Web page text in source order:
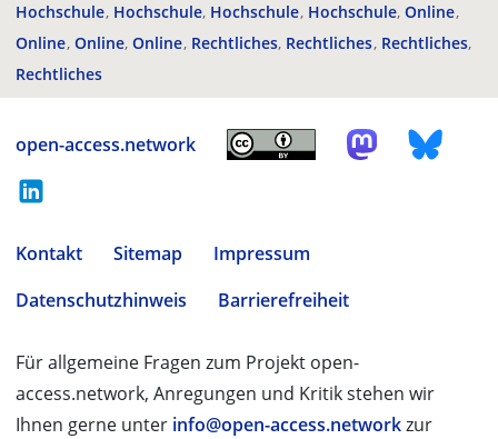
Hochschule Hochschule Hochschule Hochschule Online
Online Online Online Rechtliches Rechtliches Rechtliches
Rechtliches
open-access.network
Kontakt Sitemap
Impressum
Datenschutzhinweis
Barrierefreiheit
Für allgemeine Fragen zum Projekt open-
access.network, Anregungen und Kritik stehen wir
Ihnen gerne unter info@open-access.networkzur